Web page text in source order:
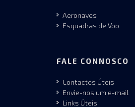
Aeronaves
Esquadras de Voo
FALE CONNOSCO
Contactos Úteis
Envie-nos um e-mail
Links Úteis